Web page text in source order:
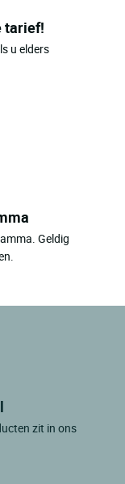
tarief!
u elders
Geldig
zit in ons